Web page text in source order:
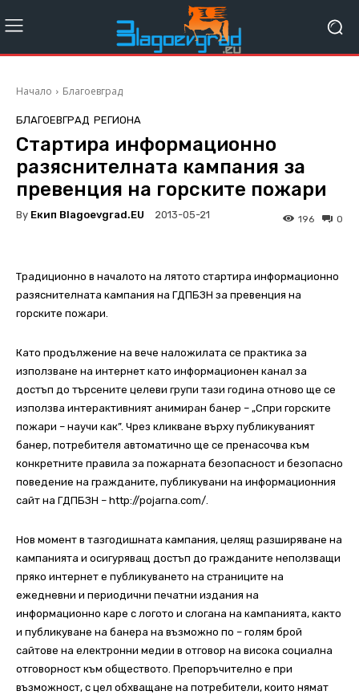
Начало Благоевград
БЛАГОЕВГРАД РЕГИОНА
Стартира информационно
разяснителната кампания за
превенция на горските пожари
By Екип Blagoevgrad.EU 2013-05-21 0
196
Традиционно в началото на лятото стартира информационно
разяснителната кампания на ГДПБЗН за превенция на
горските пожари.
Като продължение на вече наложилата се практика за
използване на интернет като информационен канал за
достъп до търсените целеви групи тази година отново ще се
използва интерактивният анимиран банер – „Спри горските
пожари – научи как”. Чрез кликване върху публикуваният
банер, потребителя автоматично ще се пренасочва към
конкретните правила за пожарната безопасност и безопасно
поведение на гражданите, публикувани на информационния
сайт на ГДПБЗН – http://pojarna.com/.
Нов момент в тазгодишната кампания, целящ разширяване на
кампанията и осигуряващ достъп до гражданите неползващи
пряко интернет е публикуването на страниците на
ежедневни и периодични печатни издания на
информационно каре с логото и слогана на кампанията, както
и публикуване на банера на възможно по – голям брой
сайтове на електронни медии в отговор на висока социална
отговорност към обществото. Препоръчително е при
възможност, с цел обхващане на потребители, които нямат